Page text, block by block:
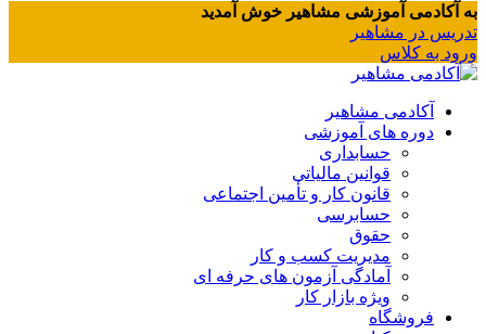
به آکادمی آموزشی مشاهیر خوش آمدید
تدریس در مشاهیر
ورود به کلاس
آکادمی مشاهیر
دوره های آموزشی
حسابداری
قوانین مالیاتی
قانون کار و تأمین اجتماعی
حسابرسی
حقوق
مدیریت کسب و کار
آمادگی آزمون های حرفه ای
ویژه بازار کار
فروشگاه